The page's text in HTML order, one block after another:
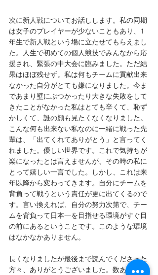
次に新人戦についてお話しします。私の同期
は女子のプレイヤーが少ないこともあり、1
年生で新人戦という場に立たせてもらえまし
た。人生で初めての個人競技でみんなから応
援され、緊張の中大会に臨みました。ただ結
果はほぼ残せず。私は何もチームに貢献出来
なかった自分がとても嫌になりました。今ま
であまり壁にぶつかったり大きな失敗をして
きたことがなかった私はとても辛くて、恥ず
かしくて、誰の顔も見たくなくなりました。
こんな何も出来ない私なのに一緒に戦った先
輩は、「出てくれてありがとう」と言ってく
れました。優しい世界です。これで気持ちが
楽になったとは言えませんが、その時の私に
とって嬉しい一言でした。しかし、これは来
年以降から変わってきます。自分にチームを
背負って戦うという責任が更に出てくるので
す。言い換えれば、自分の努力次第で、チー
ムを背負って日本一を目指せる環境がすぐ目
の前にあるということです。このような環境
はなかなかありません。
長くなりましたが最後まで読んでくださった
方々、ありがとうございました。数ある選択